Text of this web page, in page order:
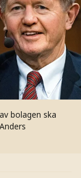
bolagen ska